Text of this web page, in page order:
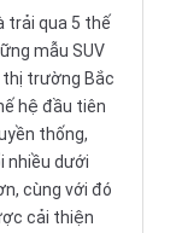
trải qua 5 thế
mẫu SUV
thị trường Bắc
hệ đầu tiên
thống,
nhiều dưới
cùng với đó
cải thiện